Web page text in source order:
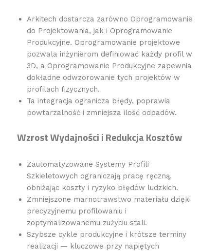
Arkitech dostarcza zarówno Oprogramowanie
do Projektowania, jak i Oprogramowanie
Produkcyjne. Oprogramowanie projektowe
pozwala inżynierom definiować każdy profil w
3D, a Oprogramowanie Produkcyjne zapewnia
dokładne odwzorowanie tych projektów w
profilach fizycznych.
Ta integracja ogranicza błędy, poprawia
powtarzalność i zmniejsza ilość odpadów.
Wzrost Wydajności i Redukcja Kosztów
Zautomatyzowane Systemy Profili
Szkieletowych ograniczają pracę ręczną,
obniżając koszty i ryzyko błędów ludzkich.
Zmniejszone marnotrawstwo materiału dzięki
precyzyjnemu profilowaniu i
zoptymalizowanemu zużyciu stali.
Szybsze cykle produkcyjne i krótsze terminy
realizacji — kluczowe przy napiętych